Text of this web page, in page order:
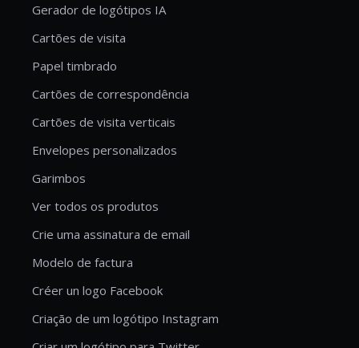
Gerador de logótipos IA
Cartões de visita
Papel timbrado
Cartões de correspondência
Cartões de visita verticais
Envelopes personalizados
Garimbos
Ver todos os produtos
Crie uma assinatura de email
Modelo de factura
Créer un logo Facebook
Criação de um logótipo Instagram